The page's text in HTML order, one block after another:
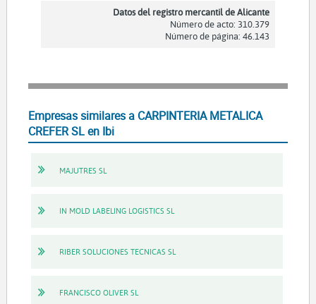
Datos del registro mercantil de Alicante
Número de acto: 310.379
Número de página: 46.143
Empresas similares a CARPINTERIA METALICA
CREFER SL en Ibi
MAJUTRES SL
IN MOLD LABELING LOGISTICS SL
RIBER SOLUCIONES TECNICAS SL
FRANCISCO OLIVER SL